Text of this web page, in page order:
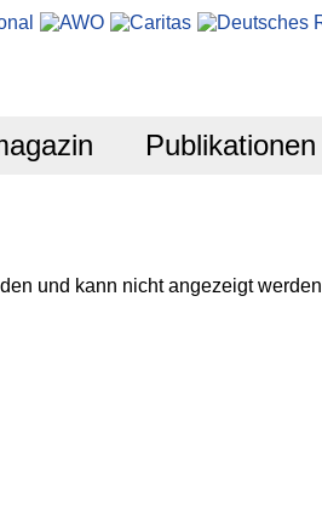
Publikationen
und kann nicht angezeigt werden